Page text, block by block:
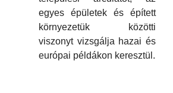
egyes épületek és épített
környezetük közötti
viszonyt vizsgálja hazai és
európai példákon keresztül.